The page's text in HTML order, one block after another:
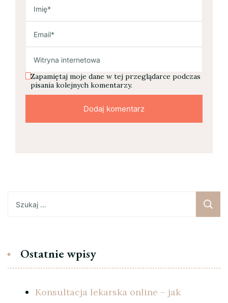
Zapamiętaj moje dane w tej przeglądarce podczas
pisania kolejnych komentarzy.
Ostatnie wpisy
Konsultacja lekarska online – jak